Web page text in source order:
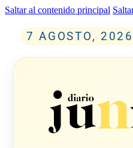
Saltar al contenido principal
7 AGOSTO, 2026